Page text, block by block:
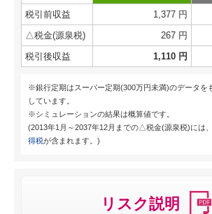
税引前収益
1,377 円
△税金(源泉税)
267 円
税引後収益
1,110 円
※銀行定期はスーパー定期(300万円未満)のデータを
しています。
※シミュレーションの結果は概算値です。
(2013年1月～2037年12月までの△税金(源泉税)には、
得税が含まれます。)
リスク説明